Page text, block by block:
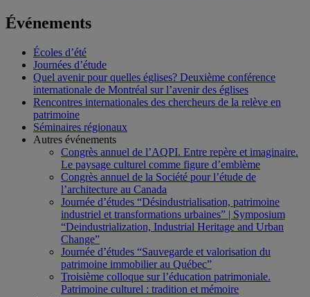
Événements
Écoles d’été
Journées d’étude
Quel avenir pour quelles églises? Deuxième conférence
internationale de Montréal sur l’avenir des églises
Rencontres internationales des chercheurs de la relève en
patrimoine
Séminaires régionaux
Autres événements
Congrès annuel de l’AQPI. Entre repère et imaginaire.
Le paysage culturel comme figure d’emblème
Congrès annuel de la Société pour l’étude de
l’architecture au Canada
Journée d’études “Désindustrialisation, patrimoine
industriel et transformations urbaines” | Symposium
“Deindustrialization, Industrial Heritage and Urban
Change”
Journée d’études “Sauvegarde et valorisation du
patrimoine immobilier au Québec”
Troisième colloque sur l’éducation patrimoniale.
Patrimoine culturel : tradition et mémoire